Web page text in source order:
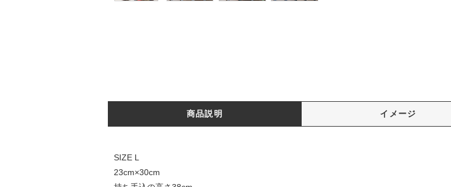
商品説明 イメージ
SIZE L
23cm×30cm